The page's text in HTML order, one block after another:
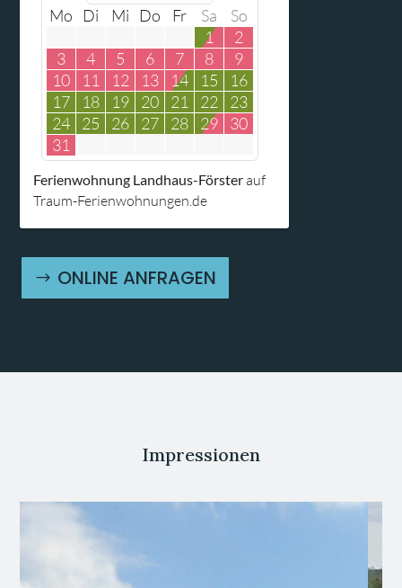
Mo Di Mi Do Fr Sa
So
1
2
3
4 5 6 7 8
9
10
11 12 13 14 15
16
17
18 19 20 21 22
23
24
25 26 27 28 29
30
31
Ferienwohnung Landhaus-Förster auf
Traum-Ferienwohnungen.de
ONLINE ANFRAGEN
Impressionen